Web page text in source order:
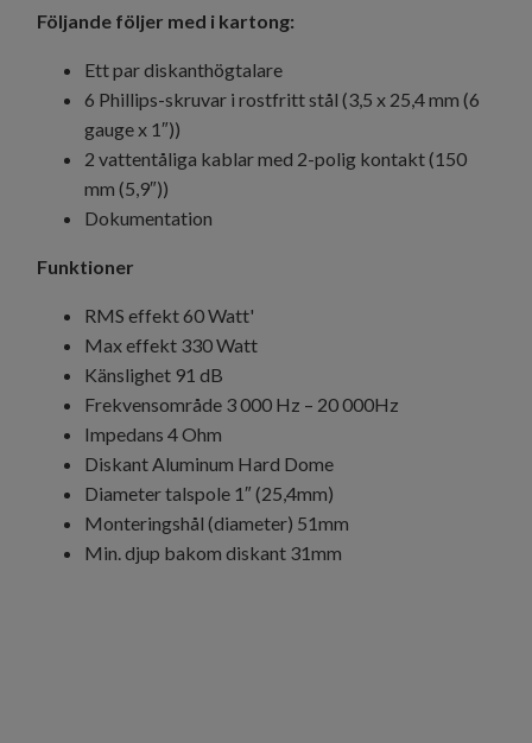
Följande följer med i kartong:
Ett par diskanthögtalare
6 Phillips-skruvar i rostfritt stål (3,5 x 25,4 mm (6
gauge x 1″))
2 vattentåliga kablar med 2-polig kontakt (150
mm (5,9″))
Dokumentation
Funktioner
RMS effekt 60 Watt'
Max effekt 330 Watt
Känslighet 91 dB
Frekvensområde 3 000 Hz – 20 000Hz
Impedans 4 Ohm
Diskant Aluminum Hard Dome
Diameter talspole 1″ (25,4mm)
Monteringshål (diameter) 51mm
Min. djup bakom diskant 31mm